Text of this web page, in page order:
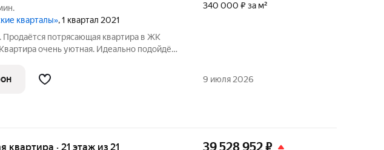
кварталы», 1 квартал 2021
Продаётся потрясающая квартира в ЖК
очень уютная. Идеально подойдёт
Угловое расположение Квартира "заезжай и живи". Остаётся всё
340 000 ₽ за м²
9 июля 2026
квартира · 21 этаж из 21 39 528 952₽